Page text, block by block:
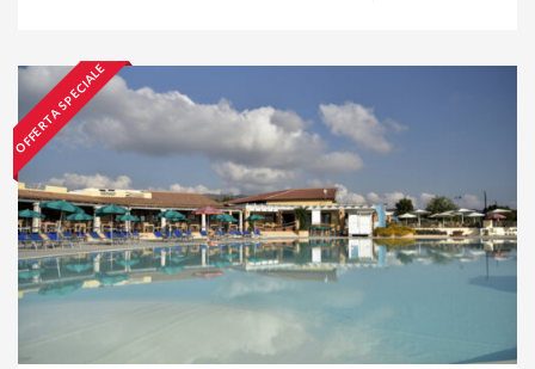
OFFERTA SPECIALE